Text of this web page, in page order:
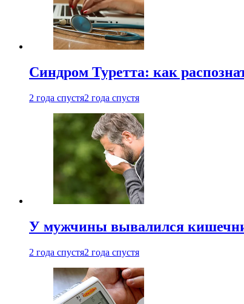
Синдром Туретта: как
2 года спустя2 года спустя
У мужчины вывалился
2 года спустя2 года спустя